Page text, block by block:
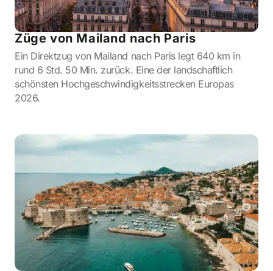
Züge von Mailand nach Paris
Ein Direktzug von Mailand nach Paris legt 640 km in
rund 6 Std. 50 Min. zurück. Eine der landschaftlich
schönsten Hochgeschwindigkeitsstrecken Europas
2026.